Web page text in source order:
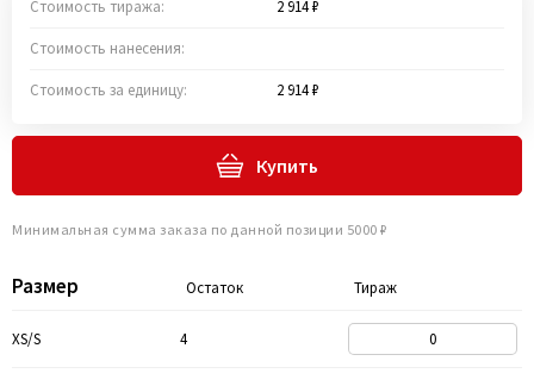
Размер Остаток Тираж
XS/S 4
Стоимость тиража: 2 914 ₽
Стоимость нанесения:
Стоимость за единицу: 2 914 ₽
Купить
Минимальная сумма заказа по данной позиции 5000 ₽